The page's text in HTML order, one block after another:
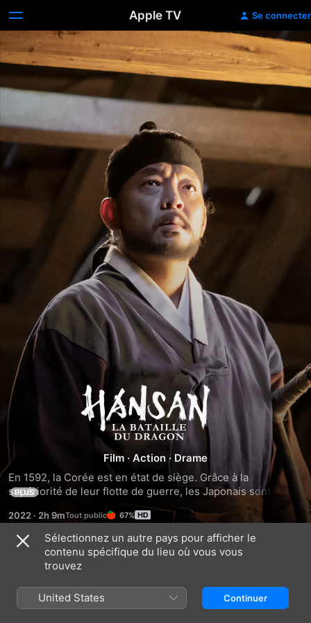
Apple TV Se connecter
Hansan
La
bataille
du
dragon
Film · Action · Drame
En 1592, la Corée est en état de siège. Grâce à la
supériorité de leur flotte de guerre, les Japonais sont en
passe d'envahir le pays par la mer. Alors que les officiers
coréens sont en désaccord sur la stratégie à adopter pour
repousser l'ennemi, l'amiral Yi Sun-sin met au point un plan
de défense redoutable.
PLUS
2022 · 2h 9m 67%
Bandes-annonces
Sélectionnez un autre pays pour afficher le
contenu spécifique du lieu où vous vous
trouvez
United States Continuer